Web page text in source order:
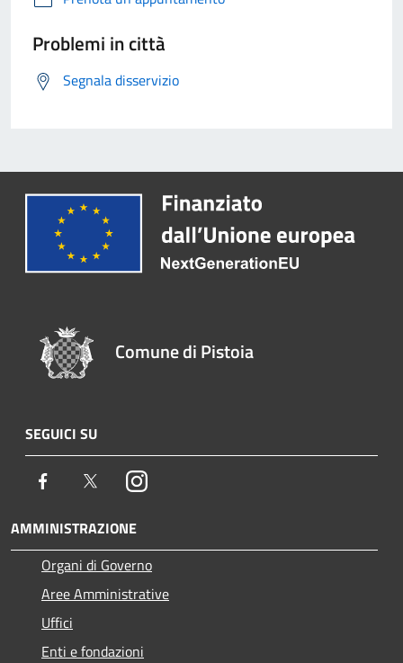
Problemi in città
Segnala disservizio
Comune di Pistoia
SEGUICI SU
Facebook TwitterInstagram
AMMINISTRAZIONE
Organi di Governo
Aree Amministrative
Uffici
Enti e fondazioni